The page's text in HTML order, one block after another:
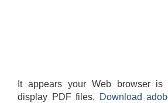
It appears your Web browser is
display PDF files.
Download